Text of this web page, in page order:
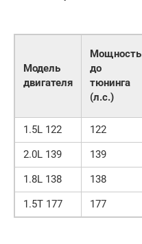
Модель
двигателя
Мощность
до
тюнинга
(л.с.)
1.5L 122
122
2.0L 139
139
1.8L 138
138
1.5T 177
177